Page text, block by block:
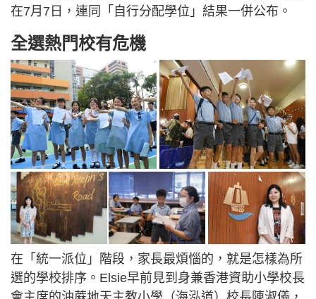
在7月7日，連同「自行分配學位」結果一併公布。
全選熱門校有危機
在「統一派位」階段，家長最煩惱的，就是怎樣為所
選的學校排序。Elsie早前見到身兼香港資助小學校長